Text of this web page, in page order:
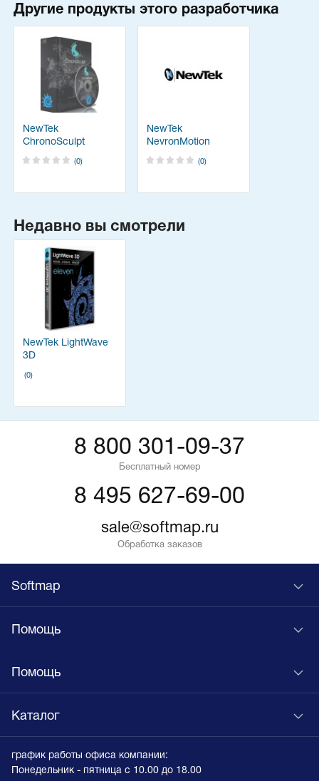
Другие продукты этого разработчика
NewTek
ChronoSculpt
(0)
NewTek
NevronMotion
(0)
Недавно вы смотрели
NewTek LightWave
3D
(0)
8 800 301-09-37
Бесплатный номер
8 495 627-69-00
sale@softmap.ru
Обработка заказов
Softmap
Помощь
Помощь
Каталог
график работы офиса компании:
Понедельник - пятница с 10.00 до 18.00